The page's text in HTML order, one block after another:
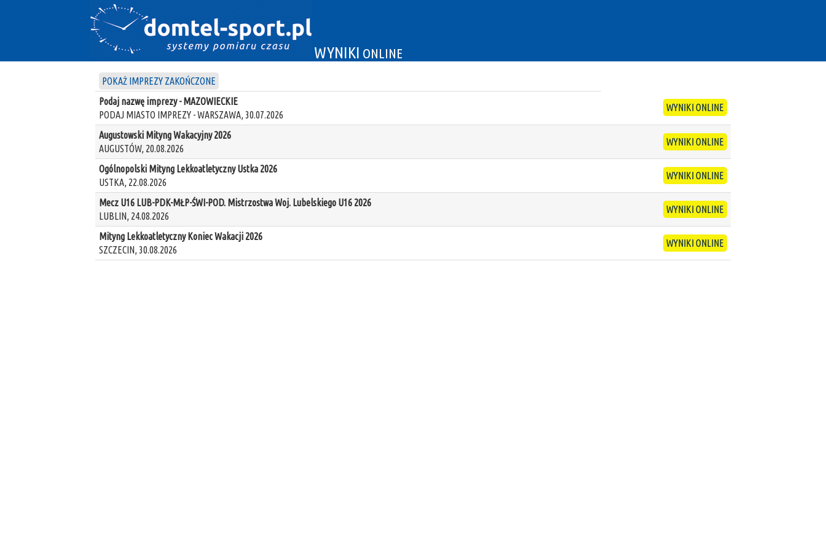
WYNIKI ONLINE
POKAŻ IMPREZY ZAKOŃCZONE
Podaj nazwę imprezy - MAZOWIECKIE
PODAJ MIASTO IMPREZY - WARSZAWA, 30.07.2026
WYNIKI ONLINE
Augustowski Mityng Wakacyjny 2026
AUGUSTÓW, 20.08.2026
WYNIKI ONLINE
Ogólnopolski Mityng Lekkoatletyczny Ustka 2026
USTKA, 22.08.2026
WYNIKI ONLINE
Mecz U16 LUB-PDK-MŁP-ŚWI-POD. Mistrzostwa Woj. Lubelskiego U16 2026
LUBLIN, 24.08.2026
WYNIKI ONLINE
Mityng Lekkoatletyczny Koniec Wakacji 2026
SZCZECIN, 30.08.2026
WYNIKI ONLINE